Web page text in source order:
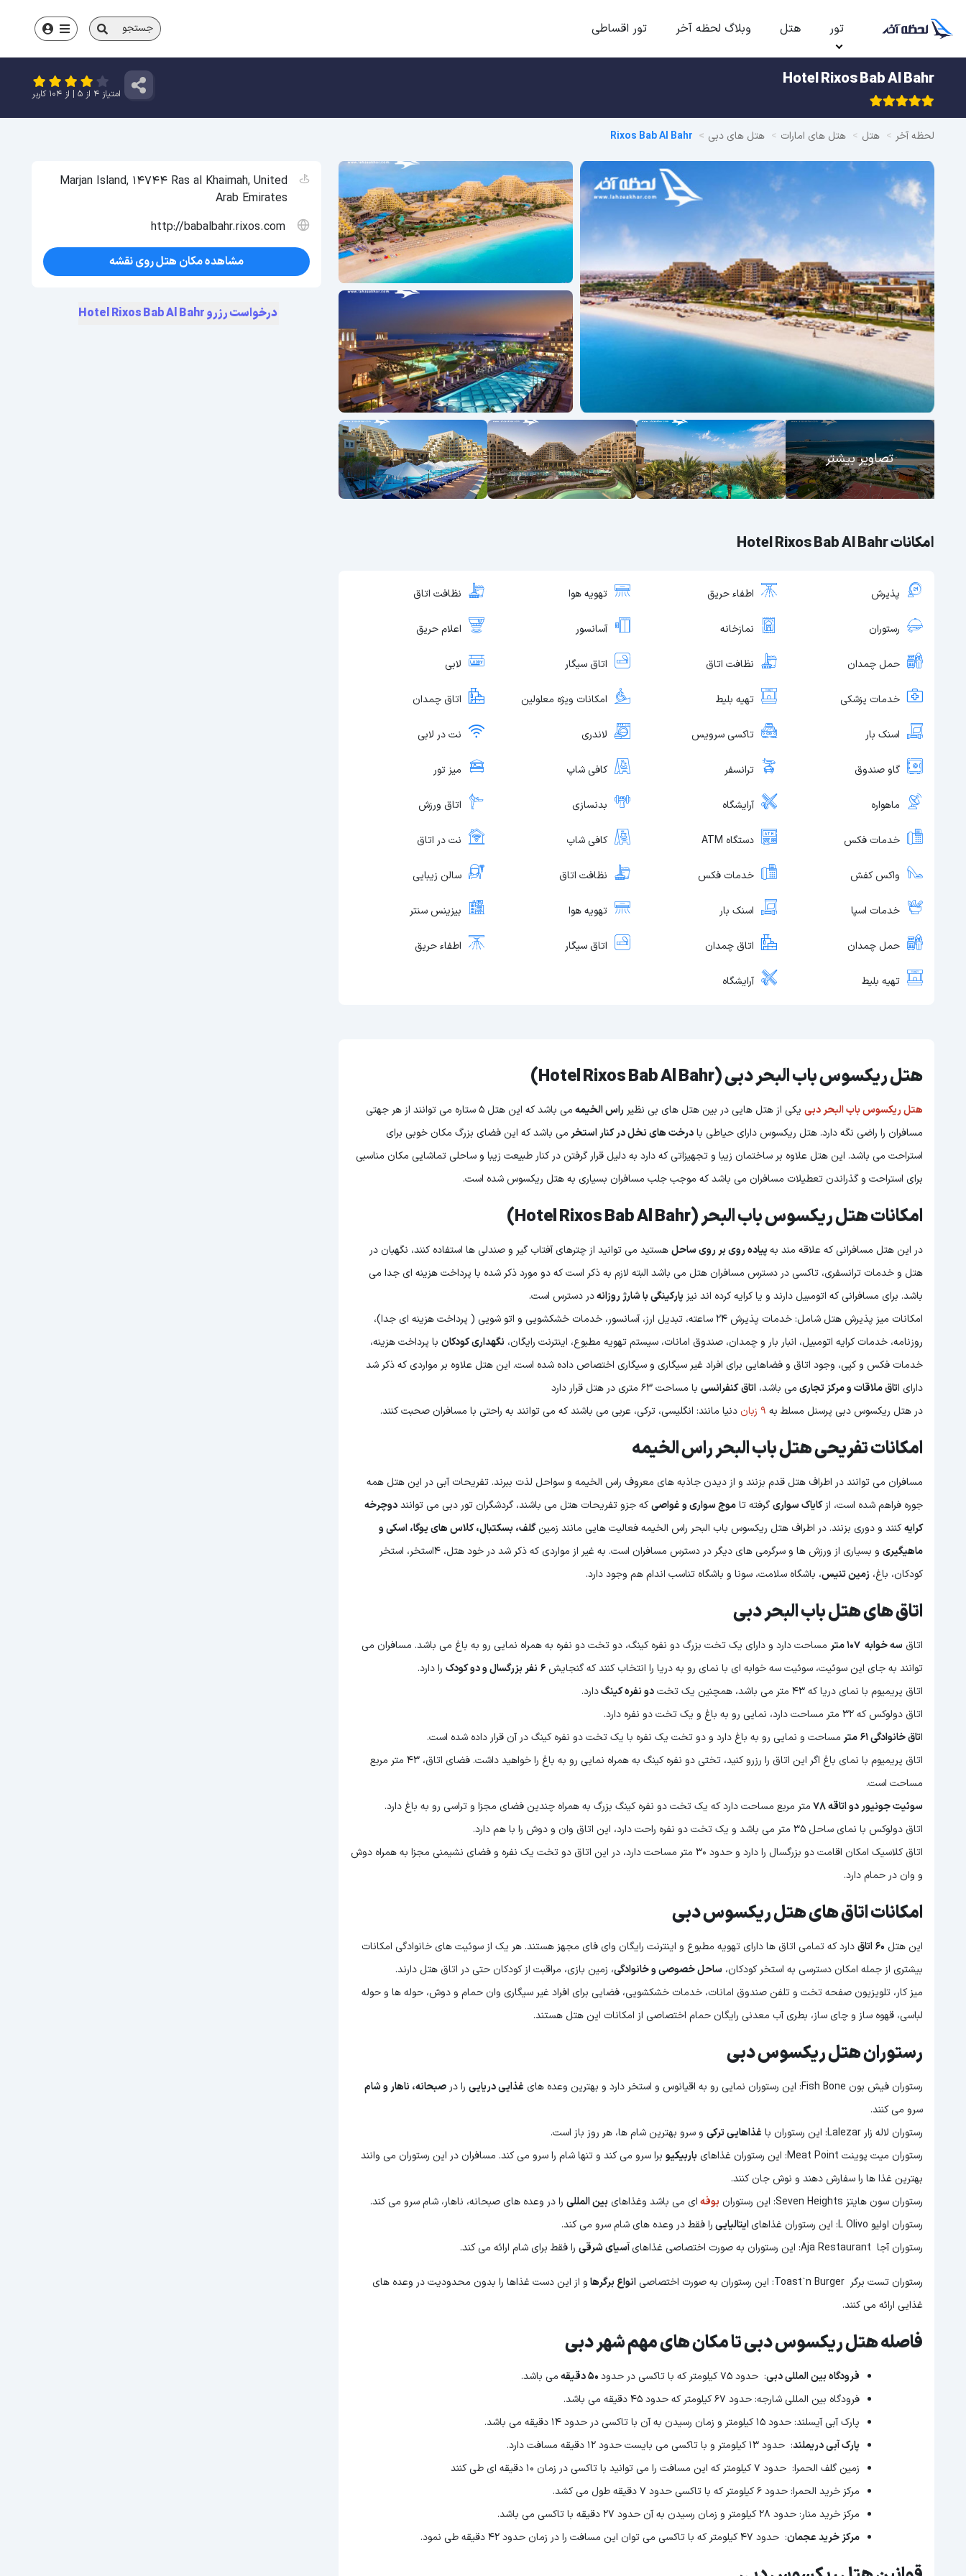
تور هتل وبلاگ لحظه آخر تور اقساطی جستجو
Hotel Rixos Bab Al Bahr
امتیاز 4 از 5 | از 104 کاربر
لحظه آخر هتل هتل های امارات هتل های دبی Rixos Bab Al Bahr
تصاویر بیشتر
امکانات Hotel Rixos Bab Al Bahr
پذیرش اطفاء حریق تهویه هوا نظافت اتاق
رستوران نمازخانه آسانسور اعلام حریق
حمل چمدان نظافت اتاق اتاق سیگار لابی
خدمات پزشکی تهیه بلیط امکانات ویژه معلولین اتاق چمدان
اسنک بار تاکسی سرویس لاندری نت در لابی
گاو صندوق ترانسفر کافی شاپ میز تور
ماهواره آرایشگاه بدنسازی اتاق ورزش
خدمات فکس دستگاه ATM کافی شاپ نت در اتاق
واکس کفش خدمات فکس نظافت اتاق سالن زیبایی
خدمات اسپا اسنک بار تهویه هوا بیزینس سنتر
حمل چمدان اتاق چمدان اتاق سیگار اطفاء حریق
تهیه بلیط آرایشگاه
هتل ریکسوس باب البحر دبی (Hotel Rixos Bab Al Bahr)
هتل ریکسوس باب البحر دبی یکی از هتل هایی در بین هتل های بی نظیر راس الخیمه
می باشد که این هتل 5 ستاره می توانند از هر جهتی
مسافران را راضی نگه دارد. هتل ریکسوس دارای حیاطی بادرخت های نخل در کنار استخر می باشد که این فضای بزرگ مکان خوبی برای
استراحت می باشد. این هتل علاوه بر ساختمان زیبا و تجهیزاتی که دارد به دلیل قرار گرفتن در کنار طبیعت زیبا و ساحلی تماشایی مکان مناسبی
برای استراحت و گذراندن تعطیلات مسافران می باشد که موجب جلب مسافران بسیاری به هتل ریکسوس شده است.
امکانات هتل ریکسوس باب البحر (Hotel Rixos Bab Al Bahr)
در این هتل مسافرانی که علاقه مند بهپیاده روی بر روی ساحلهستید می توانید از چترهای آفتاب گیر و صندلی ها استفاده کنند، نگهبان در
هتل و خدمات ترانسفری، تاکسی در دسترس مسافران هتل می باشد البته لازم به ذکر است که دو مورد ذکر شده با پرداخت هزینه ای جدا می
باشد. برای مسافرانی که اتومبیل دارند و یا کرایه کرده اند نیز پارکینگی با شارژ روزانهدر دسترس است.
امکانات میز پذیرش هتل شامل: خدمات پذیرش 24 ساعته، تبدیل ارز، آسانسور، خدمات خشکشویی و اتو شویی ( پرداخت هزینه ای جدا)،
روزنامه، خدمات کرایه اتومبیل، انبار بار و چمدان، صندوق امانات، سیستم تهویه مطبوع، اینترنت رایگان، نگهداری کودکان با پرداخت هزینه،
خدمات فکس و کپی، وجود اتاق و فضاهایی برای افراد غیر سیگاری و سیگاری اختصاص داده شده است. این هتل علاوه بر مواردی که ذکر شد
دارای اتاق ملاقات و مرکز تجاریمی باشد، اتاقکنفرانسی با مساحت 63 متری در هتل قرار دارد
در هتل ریکسوس دبی پرسنل مسلط به 9 زبان دنیا مانند: انگلیسی، ترکی، عربی می باشند که می توانند به راحتی با مسافران صحبت کنند.
امکانات تفریحی هتل باب البحر راس الخیمه
مسافران می توانند در اطراف هتل قدم بزنند و از دیدن جاذبه های معروف راس الخیمه و سواحل لذت ببرند. تفریحات آبی در این هتل همه
جوره فراهم شده است، ازکایاک سواریگرفته تاموج سواری و غواصیکه جزو تفریحات هتل می باشند، گردشگران تور دبی می تواننددوچرخه
کرایهکنند و دوری بزنند. در اطراف هتل ریکسوس باب البحر راس الخیمه فعالیت هایی مانند زمینگلف، بسکتبال، کلاس های یوگا، اسکی و
ماهیگیری
و بسیاری از ورزش ها و سرگرمی های دیگر در دسترس مسافران است. به غیر از مواردی که ذکر شد در خود هتل، ۴استخر، استخر
کودکان، باغ، زمین تنیس، باشگاه سلامت، سونا و باشگاه تناسب اندام هم وجود دارد.
اتاق های هتل باب البحر دبی
اتاق سه خوابه ۱۰۷ متر
مساحت دارد و دارای یک تخت بزرگ دو نفره کینگ، دو تخت دو نفره به همراه نمایی رو به باغ می باشد. مسافران می
توانند به جای این سوئیت، سوئیت سه خوابه ای با نمای رو به دریا را انتخاب کنند که گنجایش ۶ نفر بزرگسال و دو کودک
را دارد.
اتاق پریمیوم با نمای دریا که ۴۳ متر می باشد، همچنین یک تخت
دو نفره کینگدارد.
اتاق دولوکس که ۳۲ متر مساحت دارد، نمایی رو به باغ و یک تخت دو نفره دارد.
اتاق خانوادگی ۶۱ متر
مساحت و نمایی رو به باغ دارد و دو تخت یک نفره با یک تخت دو نفره کینگ در آن قرار داده شده است.
اتاق پریمیوم با نمای باغ اگر این اتاق را رزرو کنید، تختی دو نفره کینگ به همراه نمایی رو به باغ را خواهید داشت. فضای اتاق، ۴۳ متر مربع
مساحت است.
سوئیت جونیور دو اتاقه ۷۸
متر مربع مساحت دارد که یک تخت دو نفره کینگ بزرگ به همراه چندین فضای مجزا و تراسی رو به باغ دارد.
اتاق دولوکس با نمای ساحل ۳۵ متر می باشد و یک تخت دو نفره راحت دارد، این اتاق وان و دوش را با هم دارد.
اتاق کلاسیک امکان اقامت دو بزرگسال را دارد و حدود ۳۰ متر مساحت دارد، در این اتاق دو تخت یک نفره و فضای نشیمنی مجزا به همراه دوش
و وان در حمام دارد.
امکانات اتاق های هتل ریکسوس دبی
این هتل 60 اتاق
دارد که تمامی اتاق ها دارای تهویه مطبوع و اینترنت رایگان وای فای مجهز هستند. هر یک از سوئیت های خانوادگی امکانات
بیشتری از جمله امکان دسترسی به استخر کودکان، ساحل خصوصی و خانوادگی، زمین بازی، مراقبت از کودکان حتی در اتاق هتل دارند.
میز کار، تلویزیون صفحه تخت و تلفن صندوق امانات، خدمات خشکشویی، فضایی برای افراد غیر سیگاری وان حمام و دوش، حوله ها و حوله
لباسی، قهوه ساز و چای ساز، بطری آب معدنی رایگان حمام اختصاصی از امکانات این هتل هستند.
رستوران هتل ریکسوس دبی
رستوران فیش بون Fish Bone: این رستوران نمایی رو به اقیانوس و استخر دارد و بهترین وعده های غذایی دریایی را در صبحانه، ناهار و شام
سرو می کنند.
رستوران لاله زار Lalezar: این رستوران با
غذاهایی ترکی و سرو بهترین شام ها، هر روز باز است.
رستوران میت پوینت Meat Point: این رستوران غذاهای
باربیکیو برا سرو می کند و تنها شام را سرو می کند. مسافران در این رستوران می وانند
بهترین غذا ها را سفارش دهند و نوش جان کنند.
رستوران سون هایتز Seven Heights: این رستوران
بوفهای می باشد وغذاهای بین المللی را در وعده های صبحانه، ناهار، شام سرو می کند.
رستوران اولیو L Olivo: این رستوران غذاهای
ایتالیاییرا فقط در وعده های شام سرو می کند.
رستوران آجا Aja Restaurant: این رستوران به صورت اختصاصی غذاهای
آسیای شرقی را فقط برای شام ارائه می کند.
رستوران تست برگر Toast`n Burger: این رستوران به صورت اختصاصی انواع برگرهاو از این دست غذاها را بدون محدودیت در وعده های
غذایی ارائه می کنند.
فاصله هتل ریکسوس دبی تا مکان های مهم شهر دبی
فرودگاه بین المللی دبی: حدود ۷۵ کیلومتر که با تاکسی در حدود
می باشد.
فرودگاه بین المللی شارجه: حدود ۶۷ کیلومتر که حدود ۴۵ دقیقه می باشد.
پارک آبی آیسلند: حدود ۱۵ کیلومتر و زمان رسیدن به آن با تاکسی در حدود ۱۴ دقیقه می باشد.
پارک آبی دریملند: حدود ۱۳ کیلومتر و با تاکسی می بایست حدود ۱۲ دقیقه مسافت دارد.
زمین گلف الحمرا: حدود ۷ کیلومتر که این مسافت را می توانید با تاکسی در زمان ۱۰ دقیقه ای طی کنند
مرکز خرید الحمرا: حدود ۶ کیلومتر که با تاکسی حدود ۷ دقیقه طول می کشد.
مرکز خرید منار: حدود ۲۸ کیلومتر و زمان رسیدن به آن حدود ۲۷ دقیقه با تاکسی می باشد.
مرکز خرید عجمان: حدود ۴۷ کیلومتر که با تاکسی می توان این مسافت را در زمان حدود ۴۲ دقیقه طی نمود.
Marjan Island, 14744 Ras al Khaimah, United
Arab Emirates
http://babalbahr.rixos.com
مشاهده مکان هتل روی نقشه
درخواست رزرو Hotel Rixos Bab Al Bahr